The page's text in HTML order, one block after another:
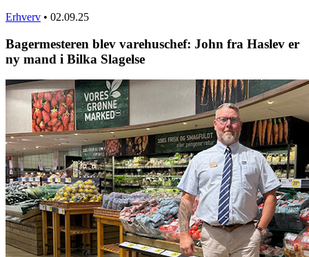
Erhverv • 02.09.25
Bagermesteren blev varehuschef: John fra Haslev er
ny mand i Bilka Slagelse